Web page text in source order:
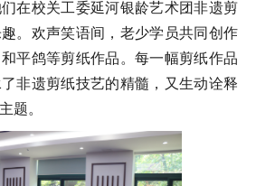
在校关工委延河银龄艺术团非遗剪
。欢声笑语间，老少学员共同创作
平鸽等剪纸作品。每一幅剪纸作品
非遗剪纸技艺的精髓，又生动诠释
题。